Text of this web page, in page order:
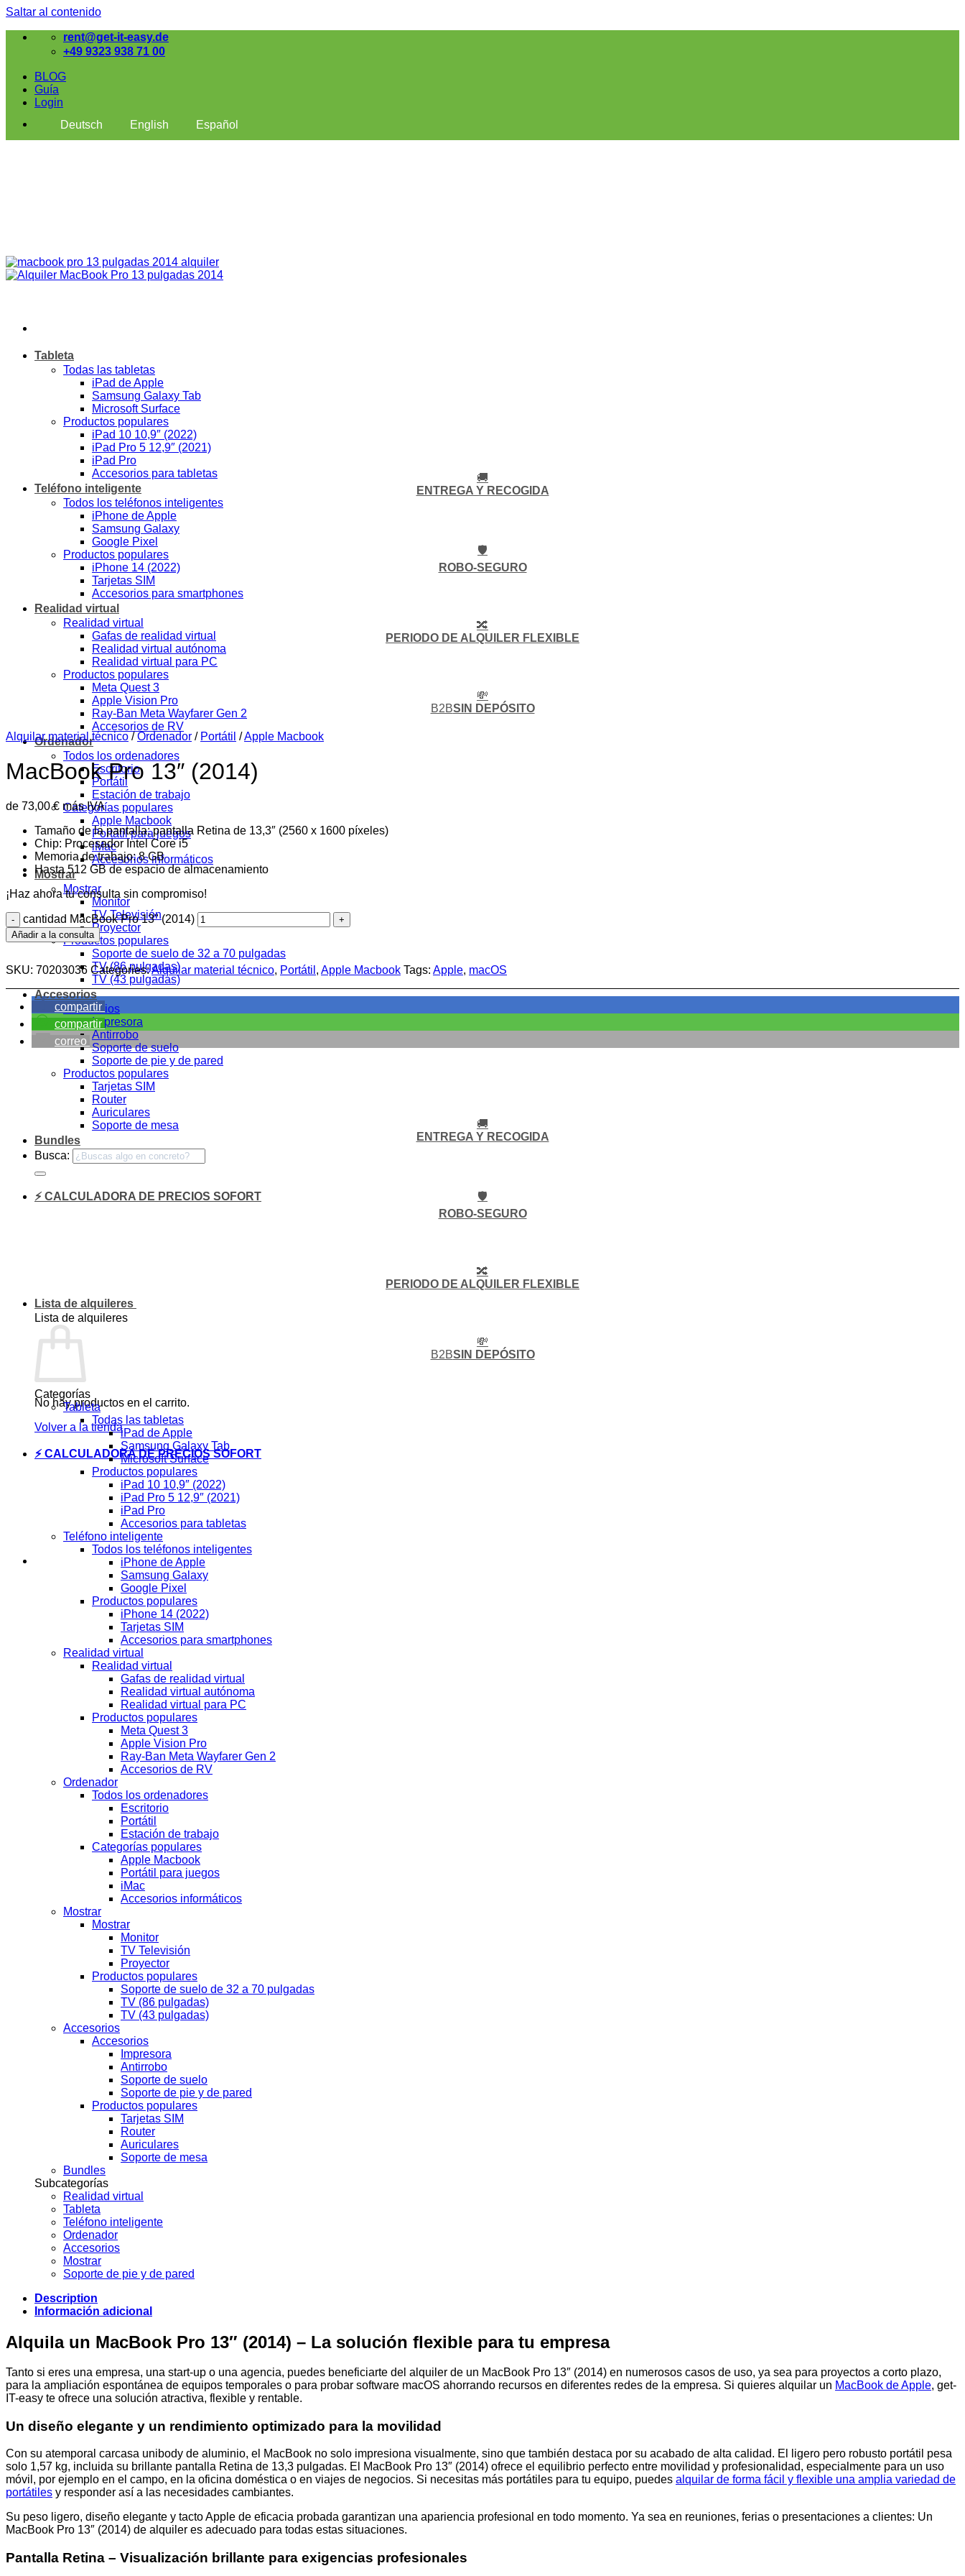
Saltar al contenido
rent@get-it-easy.de
+49 9323 938 71 00
BLOG
Guía
Login
Deutsch
English Español
Tableta
Todas las tabletas
iPad de Apple
Samsung Galaxy Tab
Microsoft Surface
Productos populares
iPad 10 10,9″ (2022)
iPad Pro 5 12,9″ (2021)
iPad Pro
Accesorios para tabletas
Teléfono inteligente
Todos los teléfonos inteligentes
iPhone de Apple
Samsung Galaxy
Google Pixel
Productos populares
iPhone 14 (2022)
Tarjetas SIM
Accesorios para smartphones
Realidad virtual
Realidad virtual
Gafas de realidad virtual
Realidad virtual autónoma
Realidad virtual para PC
Productos populares
Meta Quest 3
Apple Vision Pro
Ray-Ban Meta Wayfarer Gen 2
Accesorios de RV
Ordenador
Todos los ordenadores
Escritorio
Portátil
Estación de trabajo
Categorías populares
Apple Macbook
Portátil para juegos
iMac
Accesorios informáticos
Mostrar
Mostrar
Monitor
TV Televisión
Proyector
Productos populares
Soporte de suelo de 32 a 70 pulgadas
TV (86 pulgadas)
TV (43 pulgadas)
Accesorios
Accesorios
Impresora
Antirrobo
Soporte de suelo
Soporte de pie y de pared
Productos populares
Tarjetas SIM
Router
Auriculares
Soporte de mesa
Bundles
Busca:
⚡ CALCULADORA DE PRECIOS SOFORT
Lista de alquileres
Lista de alquileres
No hay productos en el carrito.
Volver a la tienda
⚡ CALCULADORA DE PRECIOS SOFORT
🚚
ENTREGA Y RECOGIDA
🛡️
ROBO-SEGURO
🔀
PERIODO DE ALQUILER FLEXIBLE
💸
B2BSIN DEPÓSITO
Alquilar material técnico / Ordenador / Portátil /Apple Macbook
MacBook Pro 13″ (2014)
de 73,00€ más IVA
Tamaño de la pantalla: pantalla Retina de 13,3″ (2560 x 1600 píxeles)
Chip: Procesador Intel Core i5
Memoria de trabajo: 8 GB
Hasta 512 GB de espacio de almacenamiento
¡Haz ahora tu consulta sin compromiso!
cantidad MacBook Pro 13" (2014)
Añadir a la consulta
SKU: 70203036 Categories:Alquilar material técnico, Portátil , Apple Macbook Tags: Apple, macOS
compartir
compartir
correo
🚚
ENTREGA Y RECOGIDA
🛡️
ROBO-SEGURO
🔀
PERIODO DE ALQUILER FLEXIBLE
💸
B2BSIN DEPÓSITO
Categorías
Tableta
Todas las tabletas
iPad de Apple
Samsung Galaxy Tab
Microsoft Surface
Productos populares
iPad 10 10,9″ (2022)
iPad Pro 5 12,9″ (2021)
iPad Pro
Accesorios para tabletas
Teléfono inteligente
Todos los teléfonos inteligentes
iPhone de Apple
Samsung Galaxy
Google Pixel
Productos populares
iPhone 14 (2022)
Tarjetas SIM
Accesorios para smartphones
Realidad virtual
Realidad virtual
Gafas de realidad virtual
Realidad virtual autónoma
Realidad virtual para PC
Productos populares
Meta Quest 3
Apple Vision Pro
Ray-Ban Meta Wayfarer Gen 2
Accesorios de RV
Ordenador
Todos los ordenadores
Escritorio
Portátil
Estación de trabajo
Categorías populares
Apple Macbook
Portátil para juegos
iMac
Accesorios informáticos
Mostrar
Mostrar
Monitor
TV Televisión
Proyector
Productos populares
Soporte de suelo de 32 a 70 pulgadas
TV (86 pulgadas)
TV (43 pulgadas)
Accesorios
Accesorios
Impresora
Antirrobo
Soporte de suelo
Soporte de pie y de pared
Productos populares
Tarjetas SIM
Router
Auriculares
Soporte de mesa
Bundles
Subcategorías
Realidad virtual
Tableta
Teléfono inteligente
Ordenador
Accesorios
Mostrar
Soporte de pie y de pared
Description
Información adicional
Alquila un MacBook Pro 13″ (2014) – La solución flexible para tu empresa
Tanto si eres una empresa, una start-up o una agencia, puedes beneficiarte del alquiler de un MacBook Pro 13″ (2014) en numerosos casos de uso, ya sea para proyectos a corto plazo,
para la ampliación espontánea de equipos temporales o para probar software macOS ahorrando recursos en diferentes redes de la empresa. Si quieres alquilar un MacBook de Apple, get-
IT-easy te ofrece una solución atractiva, flexible y rentable.
Un diseño elegante y un rendimiento optimizado para la movilidad
Con su atemporal carcasa unibody de aluminio, el MacBook no solo impresiona visualmente, sino que también destaca por su acabado de alta calidad. El ligero pero robusto portátil pesa
solo 1,57 kg, incluida su brillante pantalla Retina de 13,3 pulgadas. El MacBook Pro 13″ (2014) ofrece el equilibrio perfecto entre movilidad y profesionalidad, especialmente para un uso
móvil, por ejemplo en el campo, en la oficina doméstica o en viajes de negocios. Si necesitas más portátiles para tu equipo, puedes alquilar de forma fácil y flexible una amplia variedad de
portátiles y responder así a las necesidades cambiantes.
Su peso ligero, diseño elegante y tacto Apple de eficacia probada garantizan una apariencia profesional en todo momento. Ya sea en reuniones, ferias o presentaciones a clientes: Un
MacBook Pro 13″ (2014) de alquiler es adecuado para todas estas situaciones.
Pantalla Retina – Visualización brillante para exigencias profesionales